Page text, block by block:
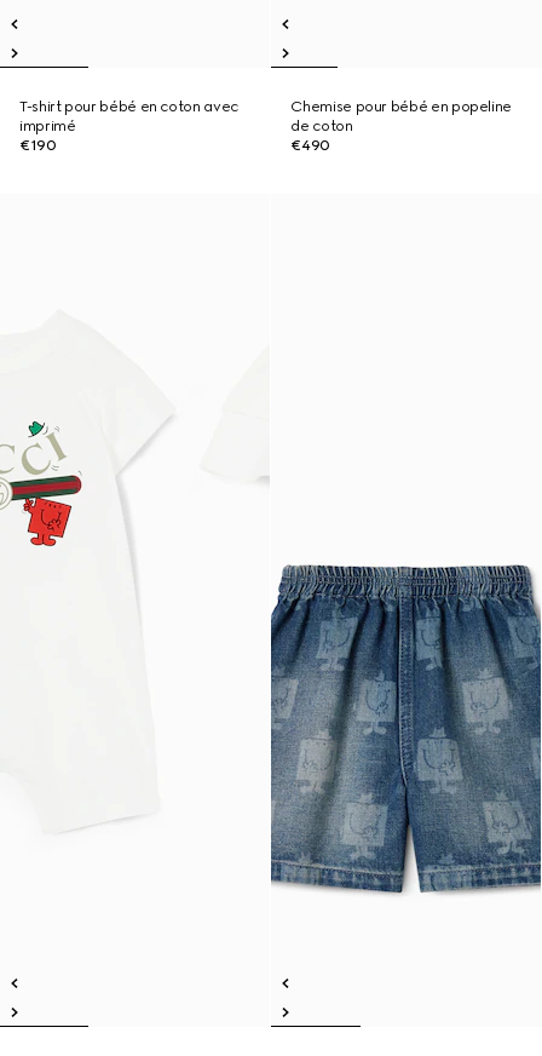
T-shirt pour bébé en coton avec
imprimé
€190
Chemise pour bébé en popeline
de coton
€490